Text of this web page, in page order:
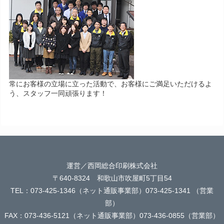
常にお客様の立場に立った活動で、お客様にご満足いただけるよ
う、スタッフ一同頑張ります！
運営／西岡総合印刷株式会社
〒640-8324 和歌山市吹屋町5丁目54
TEL：073-425-1346（ネット通販事業部）073-425-1341 （営業
部）
FAX：073-436-5121（ネット通販事業部）073-436-0855（営業部）